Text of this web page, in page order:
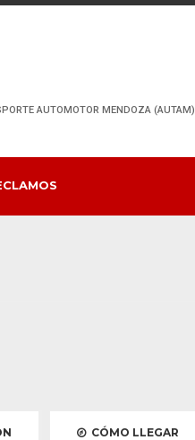
AUTOMOTOR MENDOZA (AUTAM)
CÓMO LLEGAR